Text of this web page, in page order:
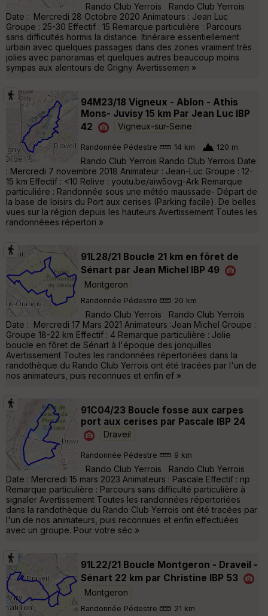
Rando Club Yerrois Rando Club Yerrois
Date : Mercredi 28 Octobre 2020 Animateurs : Jean Luc
Groupe : 25-30 Effectif : 15 Remarque particulière : Parcours
sans difficultés hormis la distance. Itinéraire essentiellement
urbain avec quelques passages dans des zones vraiment très
jolies avec panoramas et quelques autres beaucoup moins
sympas aux alentours de Grigny. Avertissemen »
94M23/18 Vigneux - Ablon - Athis
Mons- Juvisy 15 km Par Jean Luc IBP
42
Vigneux-sur-Seine
Randonnée Pédestre 14 km 120 m
Rando Club Yerrois Rando Club Yerrois Date
: Mercredi 7 novembre 2018 Animateur : Jean-Luc Groupe : 12-
15 km Effectif : <10 Relive : youtu.be/aiw5ovg-Ark Remarque
particuliére : Randonnée sous une météo maussade- Départ de
la base de loisirs du Port aux cerises (Parking facile). De belles
vues sur la région depuis les hauteurs Avertissement Toutes les
randonnéees répertori »
91L28/21 Boucle 21 km en fôret de
Sénart par Jean Michel IBP 49
Montgeron
Randonnée Pédestre 20 km
Rando Club Yerrois Rando Club Yerrois
Date : Mercredi 17 Mars 2021 Animateurs :Jean Michel Groupe :
Groupe 18-22 km Effectif : 4 Remarque particulière : Jolie
boucle en fôret de Sénart à l'époque des jonquilles
Avertissement Toutes les randonnées répertoriées dans la
randothèque du Rando Club Yerrois ont été tracées par l'un de
nos animateurs, puis reconnues et enfin ef »
91C04/23 Boucle fosse aux carpes
port aux cerises par Pascale IBP 24
Draveil
Randonnée Pédestre 9 km
Rando Club Yerrois Rando Club Yerrois
Date : Mercredi 15 mars 2023 Animateurs : Pascale Effectif : np
Remarque particulière : Parcours sans difficulté particulière à
signaler Avertissement Toutes les randonnées répertoriées
dans la randothèque du Rando Club Yerrois ont été tracées par
l'un de nos animateurs, puis reconnues et enfin effectuées
avec un groupe. Pour votre séc »
91L22/21 Boucle Montgeron - Draveil -
Sénart 22 km par Christine IBP 53
Montgeron
Randonnée Pédestre 21 km